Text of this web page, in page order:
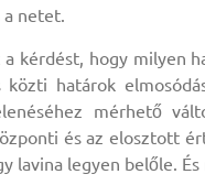
a netet.
kérdést, hogy milyen
határok
mérhető
és az elosztott
lavina legyen belőle.